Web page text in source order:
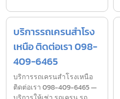
บริการรถเครนสำโรง
เหนือ ติดต่อเรา 098-
409-6465
บริการรถเครนสำโรงเหนือ
ติดต่อเรา 098-409-6465 —